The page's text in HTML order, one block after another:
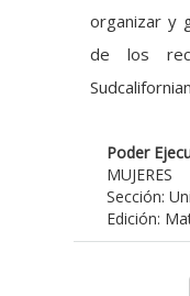
organizar y
de los
Poder
MUJERES
Sección:
Edición: